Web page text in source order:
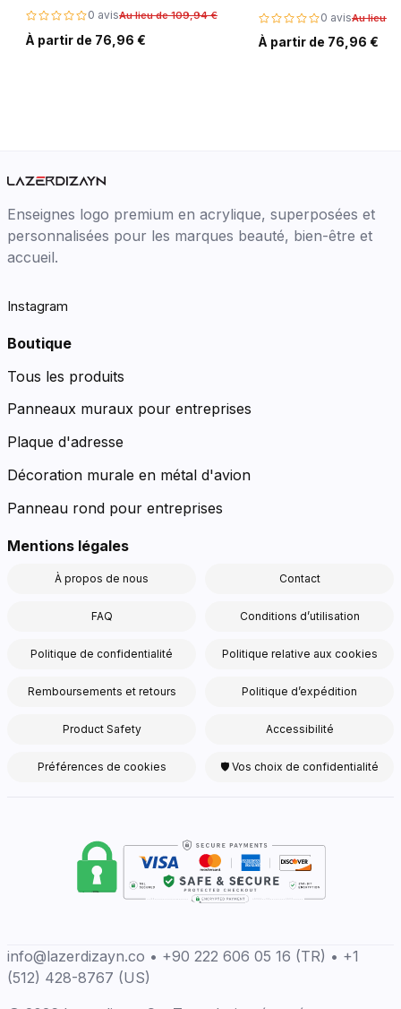
0 avisAu lieu de 109,94 €
À partir de 76,96 €
0 avisAu lieu
À partir de 76,96 €
Enseignes logo premium en acrylique, superposées et
personnalisées pour les marques beauté, bien-être et
accueil.
Instagram
Boutique
Tous les produits
Panneaux muraux pour entreprises
Plaque d'adresse
Décoration murale en métal d'avion
Panneau rond pour entreprises
Mentions légales
À propos de nous Contact
FAQ Conditions d’utilisation
Politique de confidentialité Politique relative aux cookies
Remboursements et retours Politique d’expédition
Product Safety Accessibilité
Préférences de cookies 🛡 Vos choix de confidentialité
info@lazerdizayn.co • +90 222 606 05 16 (TR) • +1
(512) 428-8767 (US)